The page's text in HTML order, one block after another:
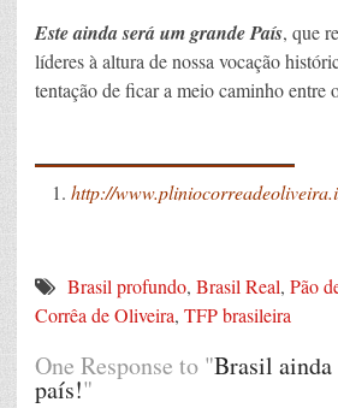
Este ainda será um grande País, que
líderes à altura de nossa vocação
tentação de ficar a meio caminho entre
http://
Brasil profundo, Brasil Real, Pão
Corrêa de Oliveira, TFP brasileira
One Response to "Brasil ainda
país!"